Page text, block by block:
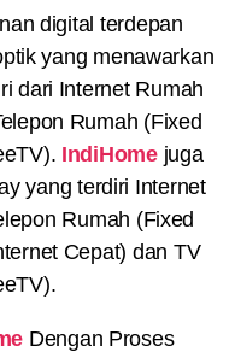
digital terdepan
yang menawarkan
dari Internet Rumah
Rumah (Fixed
IndiHomejuga
yang terdiri Internet
Rumah (Fixed
Cepat) dan TV
Dengan Proses